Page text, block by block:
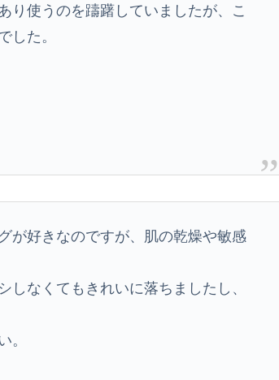
り使うのを躊躇していましたが、こ
した。
が好きなのですが、肌の乾燥や敏感
なくてもきれいに落ちましたし、
。